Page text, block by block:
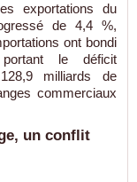
exportations du
de 4,4 %,
ont bondi
le déficit
milliards de
commerciaux
un conflit